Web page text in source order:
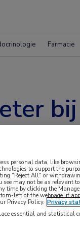
Farmacie
methotrexaat
de remissie
de SEAM-
personal data, like
to support the
"Reject All" or
see may not be as relevant
time by clicking the
left of the webpage, if
Privacy Policy. Privacy
essential and statistical